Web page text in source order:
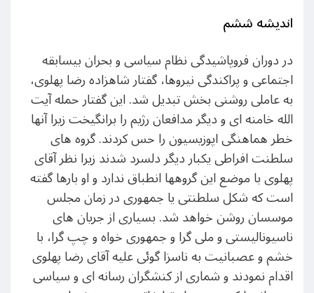
اندیشه ششم
در دوران فروپاشیدگی نظام سیاسی و بحران بیسابقه
اجتماعی و پراکندگی نیروها، گفتار شاهزاده رضا پهلوی،
به عاملی روشنی بخش تبدیل شد. این گفتار حمله آیت
الله خامنه ای و دیگر مدافعان رژیم را برانگیخت زیرا آنها
خطر هماهنگی اپوزیسیون را حس کردند. گروه های
سلطنت افراطی یکبار دیگر دلسرد شدند زیرا نظر آقای
پهلوی با موضع این گروهها انطباق ندارد و او بارها گفته
است که شکل سلطنتی یا جمهوری در زمان مجلس
موسسان روشن خواهد شد. بسیاری از جریان های
ناسیونالیستی و ملی گرا و جمهوری خواه و چپ گرا، با
خشم و عصبانیت به ناسزا گوئی علیه آقای رضا پهلوی
اقدام نمودند و شماری از کنشگران رسانه ای و سیاسی